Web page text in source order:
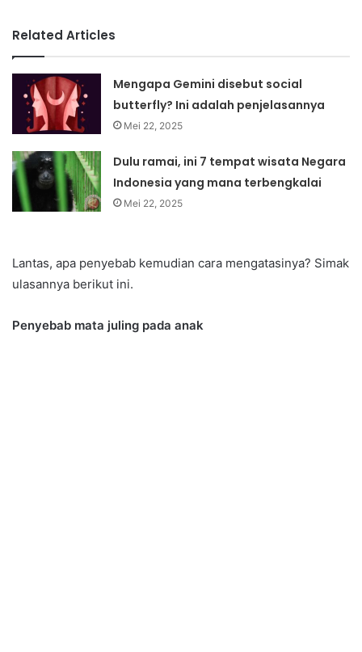
Related Articles
Mengapa Gemini disebut social
butterfly? Ini adalah penjelasannya
Mei 22, 2025
Dulu ramai, ini 7 tempat wisata Negara
Indonesia yang mana terbengkalai
Mei 22, 2025
Lantas, apa penyebab kemudian cara mengatasinya? Simak
ulasannya berikut ini.
Penyebab mata juling pada anak